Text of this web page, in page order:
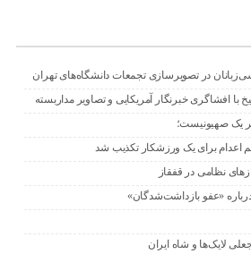
در تصویرسازی تجمعات دانشگاه‌های تهران
با افشاگری خبرنگار آمریکایی و تصاویر مداربسته
یک صهیونیست؛
اعدام برای یک ورزشکار تکذیب شد
نظامی در قفقاز
«عفو بازداشت‌شدگان»
لایک‌ها و شاه ایران